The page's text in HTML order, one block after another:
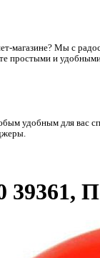
магазине? Мы с
простыми и
удобным для вас